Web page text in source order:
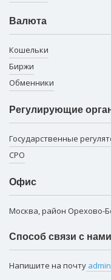
Валюта
Кошельки
Биржи
Обменники
Регулирующие
Государственные
СРО
Офис
Москва, район Орехово-
Способ связи с нами
Напишите на почту